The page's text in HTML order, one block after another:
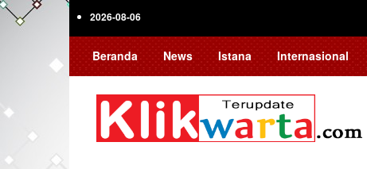
Skip
2026-08-06
Beranda News Istana Internasional